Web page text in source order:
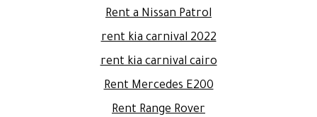
Rent a Nissan Patrol
rent kia carnival 2022
rent kia carnival cairo
Rent Mercedes E200
Rent Range Rover